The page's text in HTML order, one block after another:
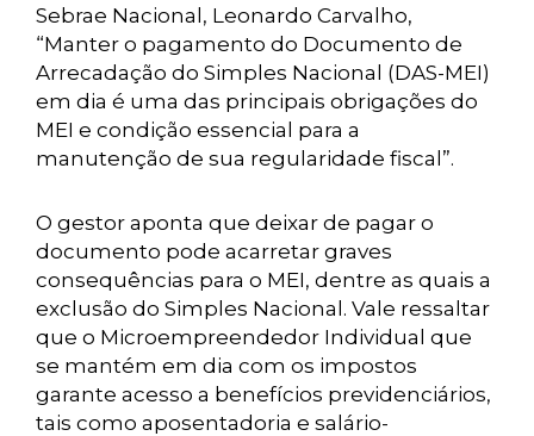
Sebrae Nacional, Leonardo Carvalho,
“Manter o pagamento do Documento de
Arrecadação do Simples Nacional (DAS-MEI)
em dia é uma das principais obrigações do
MEI e condição essencial para a
manutenção de sua regularidade fiscal”.
O gestor aponta que deixar de pagar o
documento pode acarretar graves
consequências para o MEI, dentre as quais a
exclusão do Simples Nacional. Vale ressaltar
que o Microempreendedor Individual que
se mantém em dia com os impostos
garante acesso a benefícios previdenciários,
tais como aposentadoria e salário-